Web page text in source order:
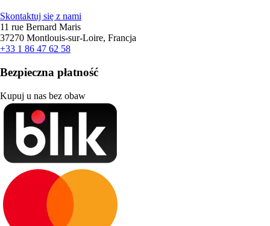
Skontaktuj się z nami
11 rue Bernard Maris
37270 Montlouis-sur-Loire, Francja
+33 1 86 47 62 58
Bezpieczna płatność
Kupuj u nas bez obaw